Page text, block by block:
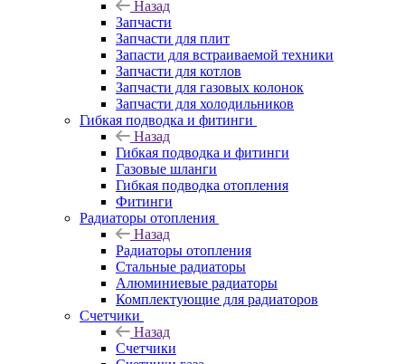
Назад
Запчасти
Запчасти для плит
Запасти для встраиваемой техники
Запчасти для котлов
Запчасти для газовых колонок
Запчасти для холодильников
Гибкая подводка и фитинги
Назад
Гибкая подводка и фитинги
Газовые шланги
Гибкая подводка отопления
Фитинги
Радиаторы отопления
Назад
Радиаторы отопления
Стальные радиаторы
Алюминиевые радиаторы
Комплектующие для радиаторов
Счетчики
Назад
Счетчики